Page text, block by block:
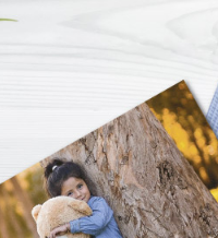
Personalizadas
Personalizados
Personalizados
Personalizados
de Mesa
Personalizadas
LED